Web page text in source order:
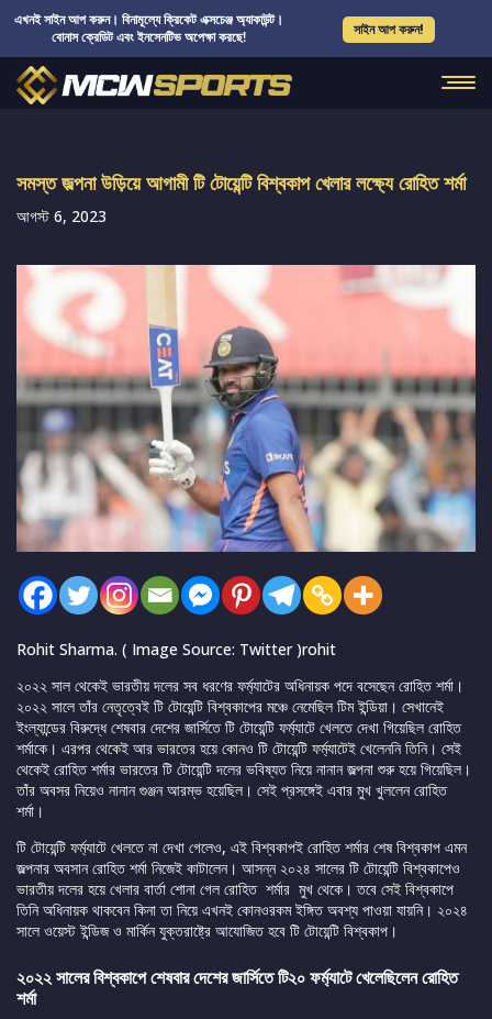
এখনই সাইন আপ করুন। বিনামূল্যে ক্রিকেট এক্সচেঞ্জ অ্যাকাউন্ট।
বোনাস ক্রেডিট এবং ইনসেনটিভ অপেক্ষা করছে!
সাইন আপ করুন!
সমস্ত জল্পনা উড়িয়ে আগামী টি টোয়েন্টি বিশ্বকাপ খেলার লক্ষ্যে রোহিত শর্মা
আগস্ট 6, 2023
Rohit Sharma. ( Image Source: Twitter )rohit
২০২২ সাল থেকেই ভারতীয় দলের সব ধরণের ফর্ম্যাটের অধিনায়ক পদে বসেছেন রোহিত শর্মা।
২০২২ সালে তাঁর নেতৃত্বেই টি টোয়েন্টি বিশ্বকাপের মঞ্চে নেমেছিল টিম ইন্ডিয়া। সেখানেই
ইংল্যান্ডের বিরুদ্ধে শেষবার দেশের জার্সিতে টি টোয়েন্টি ফর্ম্যাটে খেলতে দেখা গিয়েছিল রোহিত
শর্মাকে। এরপর থেকেই আর ভারতের হয়ে কোনও টি টোয়েন্টি ফর্ম্যাটেই খেলেননি তিনি। সেই
থেকেই রোহিত শর্মার ভারতের টি টোয়েন্টি দলের ভবিষ্যত নিয়ে নানান জল্পনা শুরু হয়ে গিয়েছিল।
তাঁর অবসর নিয়েও নানান গুঞ্জন আরম্ভ হয়েছিল। সেই প্রসঙ্গেই এবার মুখ খুললেন রোহিত
শর্মা।
টি টোয়েন্টি ফর্ম্যাটে খেলতে না দেখা গেলেও, এই বিশ্বকাপই রোহিত শর্মার শেষ বিশ্বকাপ এমন
জল্পনার অবসান রোহিত শর্মা নিজেই কাটালেন। আসন্ন ২০২৪ সালের টি টোয়েন্টি বিশ্বকাপেও
ভারতীয় দলের হয়ে খেলার বার্তা শোনা গেল রোহিত শর্মার মুখ থেকে। তবে সেই বিশ্বকাপে
তিনি অধিনায়ক থাকবেন কিনা তা নিয়ে এখনই কোনওরকম ইঙ্গিত অবশ্য পাওয়া যায়নি। ২০২৪
সালে ওয়েস্ট ইন্ডিজ ও মার্কিন যুক্তরাষ্ট্রে আযোজিত হবে টি টোয়েন্টি বিশ্বকাপ।
২০২২ সালের বিশ্বকাপে শেষবার দেশের জার্সিতে টি২০ ফর্ম্যাটে খেলেছিলেন রোহিত
শর্মা